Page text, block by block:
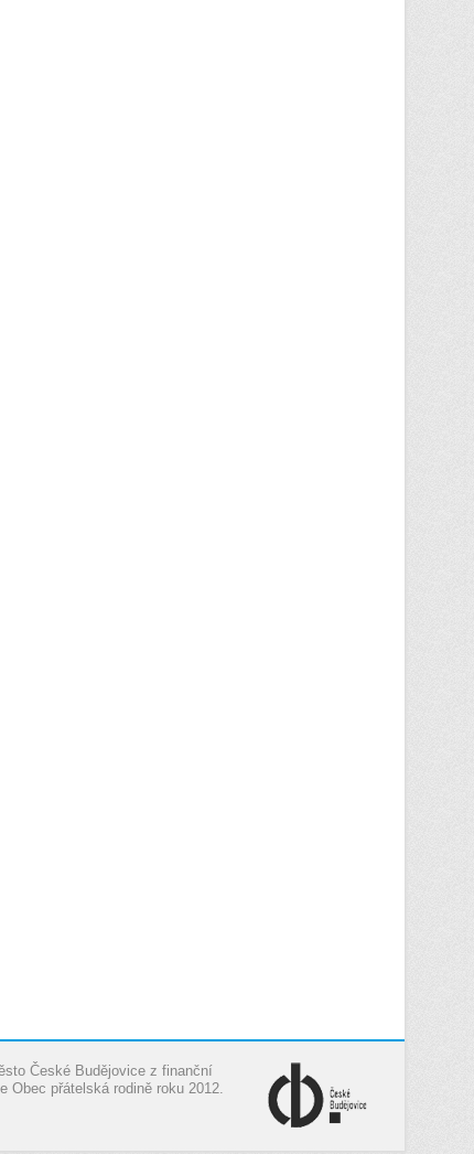
České Budějovice z finanční
Obec přátelská rodině roku 2012.